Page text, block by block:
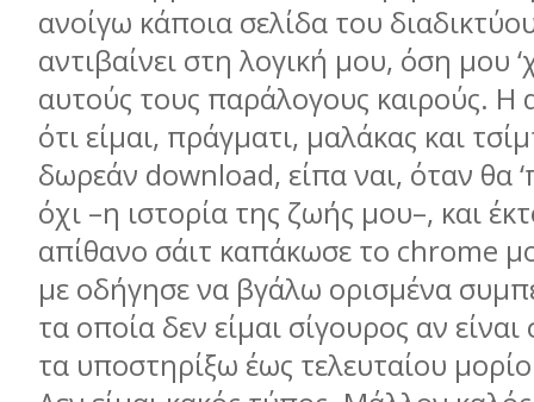
ανοίγω κάποια σελίδα του
αντιβαίνει στη λογική μου, όση μου
αυτούς τους παράλογους καιρούς. Η
ότι είμαι, πράγματι, μαλάκας και
δωρεάν download, είπα ναι, όταν θα
όχι –η ιστορία της ζωής μου–, και
απίθανο σάιτ καπάκωσε το chrome
με οδήγησε να βγάλω ορισμένα
τα οποία δεν είμαι σίγουρος αν
τα υποστηρίξω έως τελευταίου